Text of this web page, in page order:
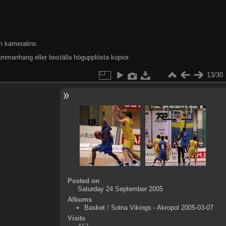
kameralins.
eller beställa högupplösta kopior.
13/30
Posted on
Saturday 24 September 2005
Albums
Basket/ Solna Vikings - Akropol 2005-03-07
Visits